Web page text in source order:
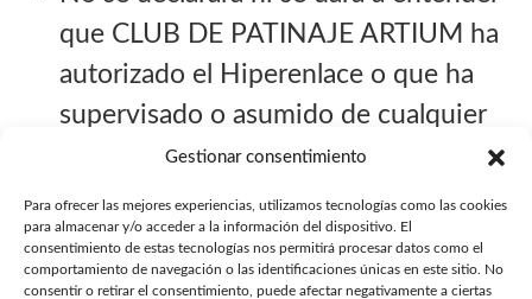
Gestionar consentimiento
Para ofrecer las mejores experiencias, utilizamos tecnologías como las cookies
para almacenar y/o acceder a la información del dispositivo. El
consentimiento de estas tecnologías nos permitirá procesar datos como el
comportamiento de navegación o las identificaciones únicas en este sitio. No
consentir o retirar el consentimiento, puede afectar negativamente a ciertas
que CLUB DE PATINAJE ARTIUM ha
autorizado el Hiperenlace o que ha
supervisado o asumido de cualquier
forma los Contenidos ofrecidos o
puestos a disposición de la página
Web en la que se establece el
Hiperenlace.